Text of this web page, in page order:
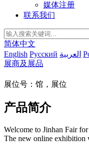
媒体注册
联系我们
简体中文
English Русский العربية
展商及展品
展位号：馆，展位
产品简介
Welcome to Jinhan Fair
The new online exhibition